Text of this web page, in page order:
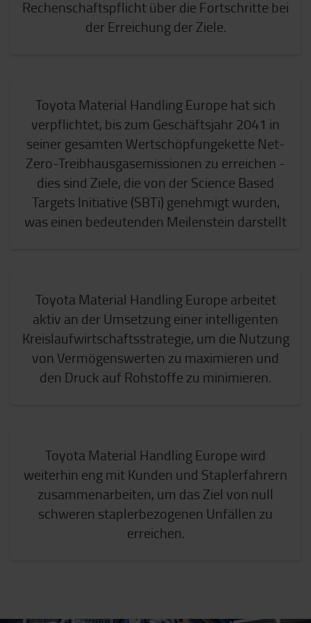
Rechenschaftspflicht über die Fortschritte bei
der Erreichung der Ziele.
Toyota Material Handling Europe hat sich
verpflichtet, bis zum Geschäftsjahr 2041 in
seiner gesamten Wertschöpfungekette Net-
Zero-Treibhausgasemissionen zu erreichen -
dies sind Ziele, die von der Science Based
Targets Initiative (SBTi) genehmigt wurden,
was einen bedeutenden Meilenstein darstellt
Toyota Material Handling Europe arbeitet
aktiv an der Umsetzung einer intelligenten
Kreislaufwirtschaftsstrategie, um die Nutzung
von Vermögenswerten zu maximieren und
den Druck auf Rohstoffe zu minimieren.
Toyota Material Handling Europe wird
weiterhin eng mit Kunden und Staplerfahrern
zusammenarbeiten, um das Ziel von null
schweren staplerbezogenen Unfällen zu
erreichen.